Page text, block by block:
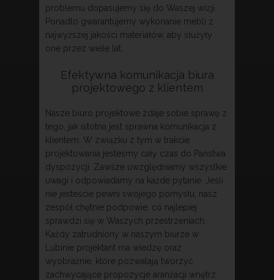
problemu dopasujemy się do Waszej wizji.
Ponadto gwarantujemy wykonanie mebli z
najwyższej jakości materiałów, aby służyły
one przez wiele lat.
Efektywna komunikacja biura
projektowego z klientem
Nasze biuro projektowe zdaje sobie sprawę z
tego, jak istotna jest sprawna komunikacja z
klientem. W związku z tym w trakcie
projektowania jesteśmy cały czas do Państwa
dyspozycji. Zawsze uwzględniamy wszystkie
uwagi i odpowiadamy na każde pytanie. Jeśli
nie jesteście pewni swojego pomysłu, nasz
zespół chętnie podpowie, co najlepiej
sprawdzi się w Waszych przestrzeniach.
Każdy zatrudniony w naszym biurze w
Lubinie projektant ma wiedzę oraz
wyobraźnie, które pozwalają tworzyć
zachwycające propozycje aranżacji wnętrz.